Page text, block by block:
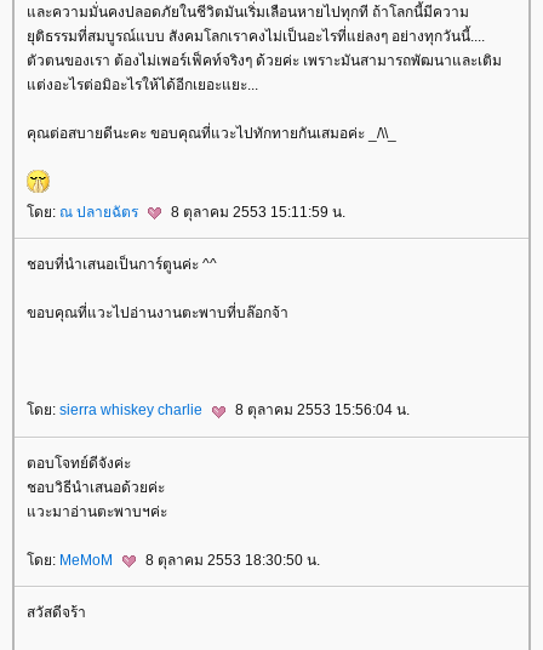
ละความมั่นคงปลอดภัยในชีวิตมันเริ่มเลือนหายไปทุกที ถ้าโลกนี้มีความ
ุติธรรมที่สมบูรณ์แบบ สังคมโลกเราคงไม่เป็นอะไรที่แย่ลงๆ อย่างทุกวันนี้....
ตัวตนของเรา ต้องไม่เพอร์เฟ็คท์จริงๆ ด้วยค่ะ เพราะมันสามารถพัฒนาและเติม
ต่งอะไรต่อมิอะไรให้ได้อีกเยอะแยะ...
คุณต่อสบายดีนะคะ ขอบคุณที่แวะไปทักทายกันเสมอค่ะ _/\\_
ดย: ณ ปลายฉัตร 8 ตุลาคม 2553 15:11:59 น.
ชอบที่นำเสนอเป็นการ์ตูนค่ะ ^^
ขอบคุณที่แวะไปอ่านงานตะพาบที่บล๊อกจ้า
ดย: sierra whiskey charlie 8 ตุลาคม 2553 15:56:04 น.
ตอบโจทย์ดีจังค่ะ
ชอบวิธีนำเสนอด้วยค่ะ
วะมาอ่านตะพาบฯค่ะ
ดย: MeMoM 8 ตุลาคม 2553 18:30:50 น.
สวัสดีจร้า